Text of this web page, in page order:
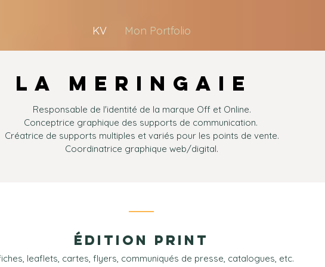
KV Mon Portfolio
LA MERINGAIE
Responsable de l'identité de la marque Off et Online.
Conceptrice graphique des supports de communication.
Créatrice de supports multiples et variés pour les points de vente.
Coordinatrice graphique web/digital.
ÉDITION PRINT
leaflets, cartes, flyers, communiqués de presse, catalogues, etc.